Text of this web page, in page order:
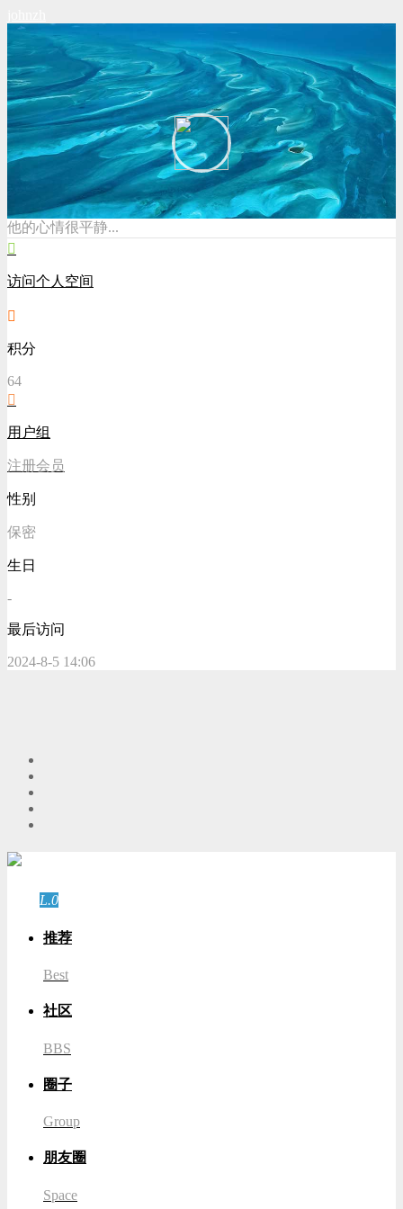
他的心情很平静...
访问个人空间
积分
64
用户组
注册会员
性别
保密
生日
-
最后访问
2024-8-5 14:06
L.0
推荐
Best
社区
BBS
圈子
Group
朋友圈
Space